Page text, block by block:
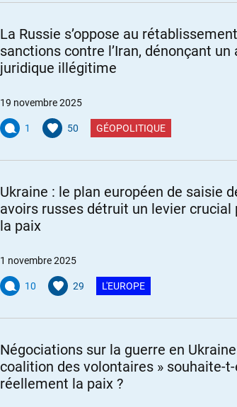
La Russie s’oppose au
sanctions contre l’Iran, dénonçant un
juridique illégitime
19 novembre 2025
1 50 GÉOPOLITIQUE
Ukraine : le plan européen de saisie
avoirs russes détruit un levier crucial
la paix
1 novembre 2025
10 29 L'EUROPE
Négociations sur la guerre en
coalition des volontaires » souhaite-
réellement la paix ?